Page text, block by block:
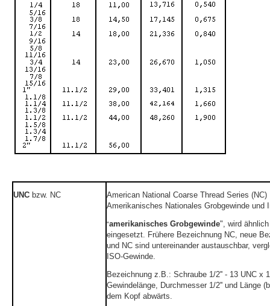
UNC bzw. NC
American National Coarse Thread Series (NC)
Amerikanisches Nationales Grobgewinde und
"amerikanisches Grobgewinde", wird
eingesetzt. Frühere Bezeichnung NC, neue
und NC sind untereinander austauschbar,
ISO-Gewinde.
Bezeichnung z.B.: Schraube 1/2'' - 13 UNC x
Gewindelänge, Durchmesser 1/2'' und Länge
dem Kopf abwärts.